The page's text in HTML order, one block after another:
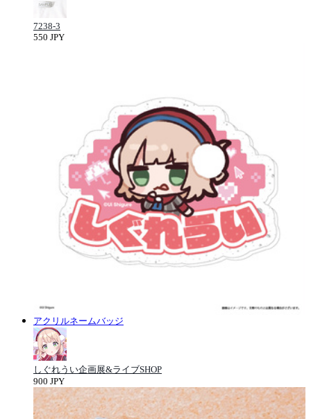
7238-3
550 JPY
アクリルネームバッジ
しぐれうい企画展&ライブSHOP
900 JPY